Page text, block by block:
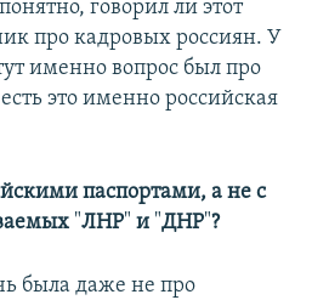
говорил ли этот
про кадровых россиян. У
именно вопрос был про
это именно российская
паспортами, а не с
"ЛНР" и "ДНР"?
была даже не про